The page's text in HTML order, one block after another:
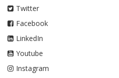
Twitter
Facebook
LinkedIn
Youtube
Instagram